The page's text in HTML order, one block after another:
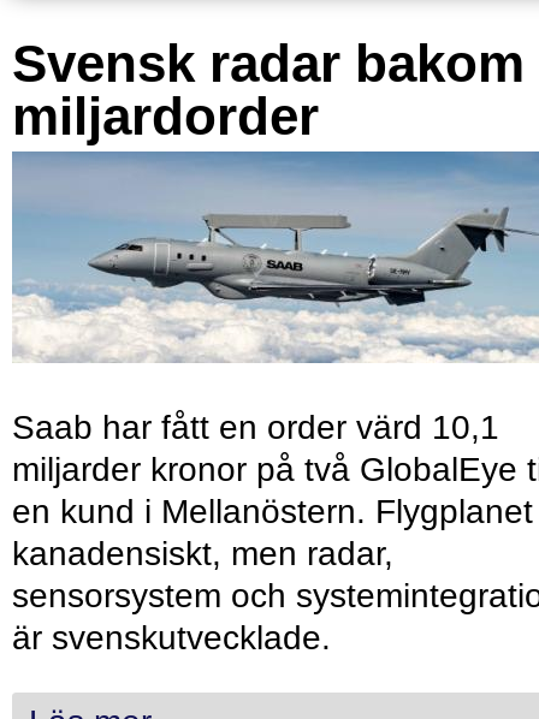
Svensk radar bakom
miljardorder
Saab har fått en order värd 10,1
miljarder kronor på två GlobalEye
en kund i Mellanöstern.
kanadensiskt, men radar,
sensorsystem och
är svenskutvecklade.